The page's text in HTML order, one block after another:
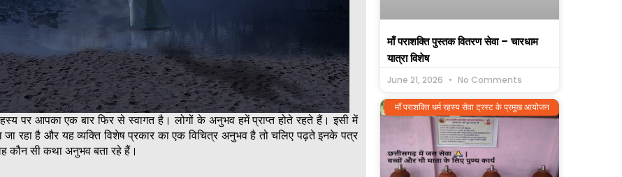
पर आपका एक बार फिर से स्वागत है। लोगों के अनुभव हमें प्राप्त होते रहते हैं। इसी में
रहा है और यह व्यक्ति विशेष प्रकार का एक विचित्र अनुभव है तो चलिए पढ़ते इनके पत्र
कौन सी कथा अनुभव बता रहे हैं।
माँ पराशक्ति पुस्तक वितरण सेवा – चारधाम
यात्रा विशेष
June 21, 2026 No Comments
माँ पराशक्ति धर्म रहस्य सेवा ट्रस्ट के प्रमुख आयोजन